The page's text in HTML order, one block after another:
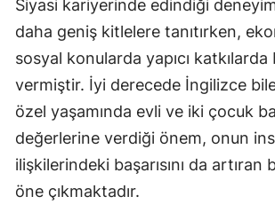
Siyasi kariyerinde edindiği
daha geniş kitlelere tanıtırken,
sosyal konularda yapıcı katkılarda
vermiştir. İyi derecede İngilizce
özel yaşamında evli ve iki çocuk
değerlerine verdiği önem, onun
ilişkilerindeki başarısını da artıran
öne çıkmaktadır.